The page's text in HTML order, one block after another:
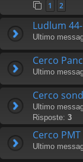
1 2
Ludlum
Ultimo
Cerco
Ultimo
Cerco
Ultimo
Risposte: 3
Cerco
Ultimo